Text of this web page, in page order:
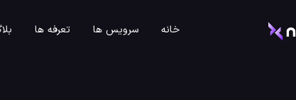
خانه سرویس ها تعرفه ها